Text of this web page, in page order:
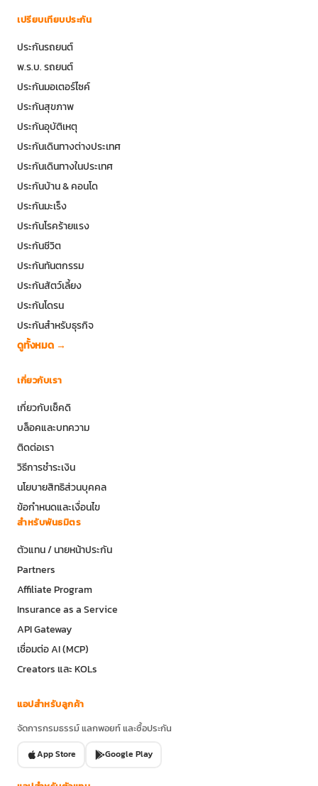
เปรียบเทียบประกัน
ประกันรถยนต์
พ.ร.บ. รถยนต์
ประกันมอเตอร์ไซค์
ประกันสุขภาพ
ประกันอุบัติเหตุ
ประกันเดินทางต่างประเทศ
ประกันเดินทางในประเทศ
ประกันบ้าน & คอนโด
ประกันมะเร็ง
ประกันโรคร้ายแรง
ประกันชีวิต
ประกันทันตกรรม
ประกันสัตว์เลี้ยง
ประกันโดรน
ประกันสำหรับธุรกิจ
ดูทั้งหมด →
เกี่ยวกับเรา
เกี่ยวกับเช็คดิ
บล็อคและบทความ
ติดต่อเรา
วิธีการชำระเงิน
นโยบายสิทธิส่วนบุคคล
ข้อกำหนดและเงื่อนไข
สำหรับพันธมิตร
ตัวแทน / นายหน้าประกัน
Partners
Affiliate Program
Insurance as a Service
API Gateway
เชื่อมต่อ AI (MCP)
Creators และ KOLs
แอปสำหรับลูกค้า
จัดการกรมธรรม์ แลกพอยท์ และซื้อประกัน
App Store Google Play